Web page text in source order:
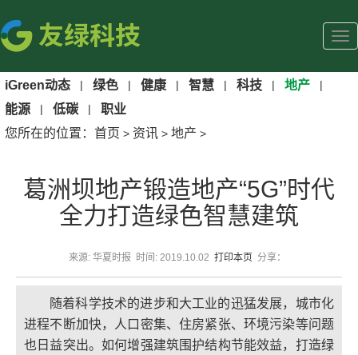
iGreen动态 | 绿色 | 健康 | 智慧 | 科技 | 地产 |
能源 | 低碳 |
职业
您所在的位置： 首页 > 资讯 > 地产 >
葛洲坝地产锻造地产“5G”时代
全力打造绿色智慧建筑
来源: 华夏时报 时间: 2019.10.02 打印本页 分享：
随着科学技术的进步和大工业的迅猛发展，城市化
进程不断加快，人口密集、住房紧张、环境污染等问题
也日益突出。如何增强建筑围护结构节能效益，打造绿